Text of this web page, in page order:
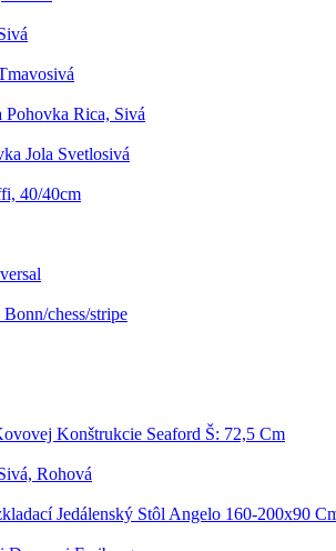
Pohovka Rica, Sivá
Jola Svetlosivá
40/40cm
chess/stripe
Konštrukcie Seaford Š: 72,5 Cm
Rohová
Jedálenský Stôl Angelo 160-200x90